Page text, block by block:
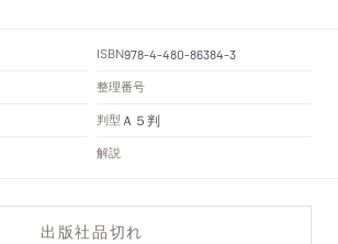
ISBN978-4-480-86384-3
整理番号
判型Ａ５判
解説
出版社品切れ